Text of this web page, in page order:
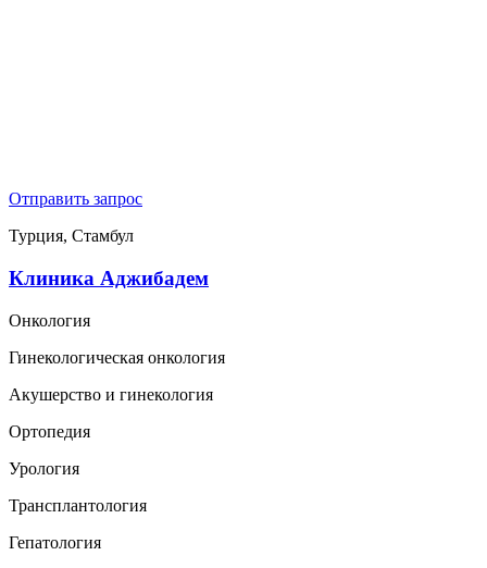
Отправить запрос
Турция, Стамбул
Клиника Аджибадем
Онкология
Гинекологическая онкология
Акушерство и гинекология
Ортопедия
Урология
Трансплантология
Гепатология